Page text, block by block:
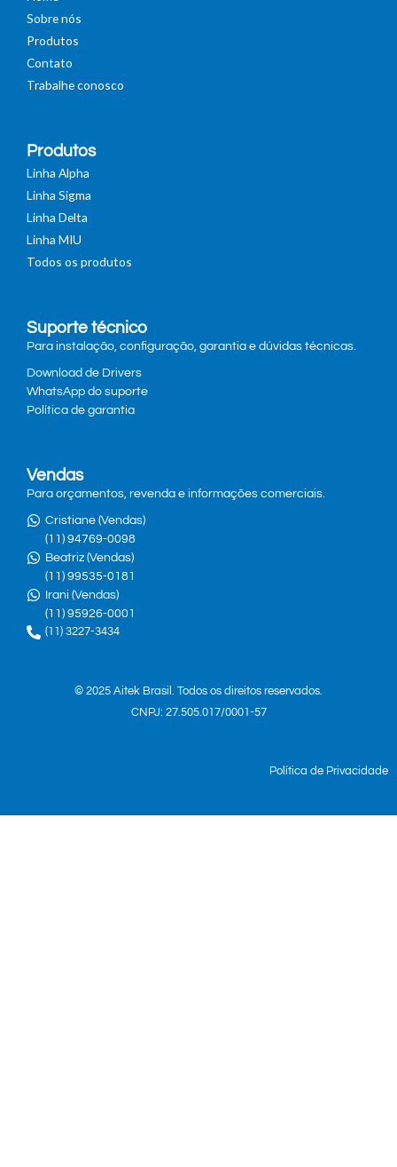
Sobre nós
Produtos
Contato
Trabalhe conosco
Produtos
Linha Alpha
Linha Sigma
Linha Delta
Linha MIU
Todos os produtos
Suporte técnico
Para instalação, configuração, garantia e dúvidas técnicas.
Download de Drivers
WhatsApp do suporte
Política de garantia
Vendas
Para orçamentos, revenda e informações comerciais.
Cristiane (Vendas)
(11) 94769-0098
Beatriz (Vendas)
(11) 99535-0181
Irani (Vendas)
(11) 95926-0001
(11) 3227-3434
© 2025 Aitek Brasil. Todos os direitos reservados.
CNPJ: 27.505.017/0001-57
Política de Privacidade